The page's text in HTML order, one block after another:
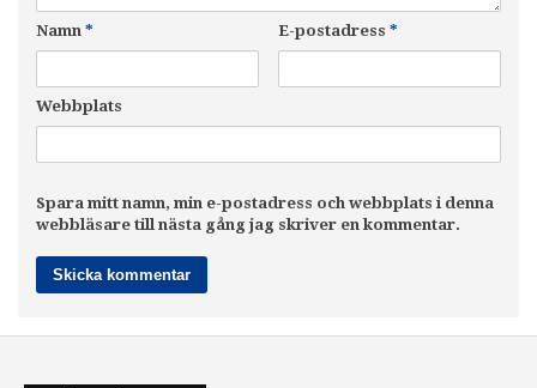
Namn * E-postadress *
Webbplats
Spara mitt namn, min e-postadress och webbplats i denna
webbläsare till nästa gång jag skriver en kommentar.